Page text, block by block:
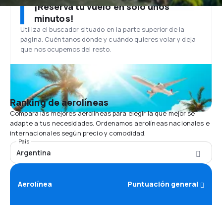
¡Reserva tu vuelo en solo unos
minutos!
Utiliza el buscador situado en la parte superior de la
página. Cuéntanos dónde y cuándo quieres volar y deja
que nos ocupemos del resto.
Ranking de aerolíneas
Compara las mejores aerolíneas para elegir la que mejor se
adapte a tus necesidades. Ordenamos aerolíneas nacionales e
internacionales según precio y comodidad.
País
Argentina
Aerolínea Puntuación general